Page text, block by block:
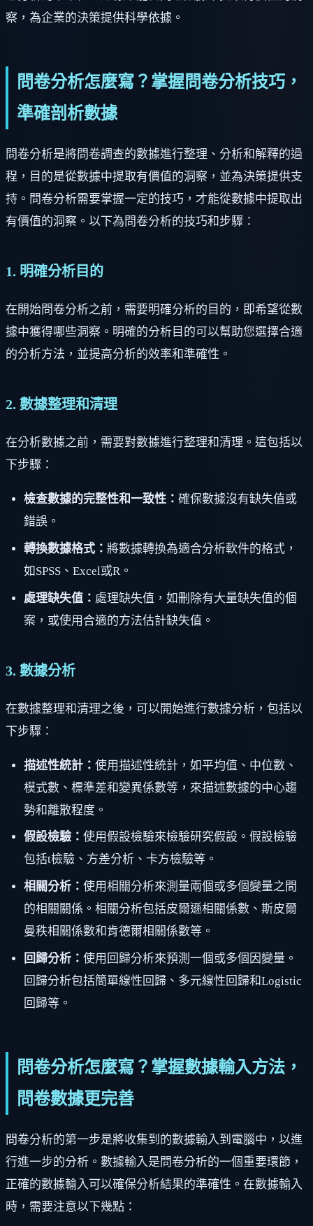
察，為企業的決策提供科學依據。
問卷分析怎麼寫？掌握問卷分析技巧，
準確剖析數據
問卷分析是將問卷調查的數據進行整理、分析和解釋的過
程，目的是從數據中提取有價值的洞察，並為決策提供支
持。問卷分析需要掌握一定的技巧，才能從數據中提取出
有價值的洞察。以下為問卷分析的技巧和步驟：
1. 明確分析目的
在開始問卷分析之前，需要明確分析的目的，即希望從數
據中獲得哪些洞察。明確的分析目的可以幫助您選擇合適
的分析方法，並提高分析的效率和準確性。
2. 數據整理和清理
在分析數據之前，需要對數據進行整理和清理。這包括以
下步驟：
檢查數據的完整性和一致性： 確保數據沒有缺失值或
錯誤。
轉換數據格式： 將數據轉換為適合分析軟件的格式，
如SPSS、Excel或R。
處理缺失值： 處理缺失值，如刪除有大量缺失值的個
案，或使用合適的方法估計缺失值。
3. 數據分析
在數據整理和清理之後，可以開始進行數據分析，包括以
下步驟：
描述性統計： 使用描述性統計，如平均值、中位數、
模式數、標準差和變異係數等，來描述數據的中心趨
勢和離散程度。
假設檢驗： 使用假設檢驗來檢驗研究假設。假設檢驗
包括t檢驗、方差分析、卡方檢驗等。
相關分析： 使用相關分析來測量兩個或多個變量之間
的相關關係。相關分析包括皮爾遜相關係數、斯皮爾
曼秩相關係數和肯德爾相關係數等。
回歸分析： 使用回歸分析來預測一個或多個因變量。
回歸分析包括簡單線性回歸、多元線性回歸和Logistic
回歸等。
問卷分析怎麼寫？掌握數據輸入方法，
問卷數據更完善
問卷分析的第一步是將收集到的數據輸入到電腦中，以進
行進一步的分析。數據輸入是問卷分析的一個重要環節，
正確的數據輸入可以確保分析結果的準確性。在數據輸入
時，需要注意以下幾點：